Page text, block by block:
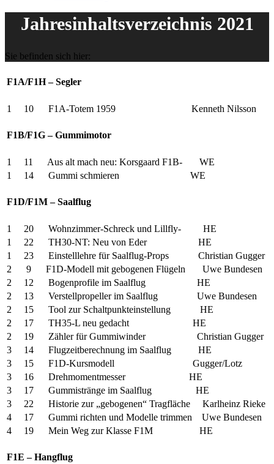
Jahresinhaltsverzeichnis 2021
Sie befinden sich hier:
F1A/F1H – Segler
1 10 F1A-Totem 1959 Kenneth Nilsson
F1B/F1G – Gummimotor
1 11 Aus alt mach neu: Korsgaard F1B- WE
1 14 Gummi schmieren WE
F1D/F1M – Saalflug
1 20 Wohnzimmer-Schreck und Lillfly- HE
1 22 TH30-NT: Neu von Eder HE
1 23 Einstelllehre für Saalflug-Props Christian Gugger
2 9 F1D-Modell mit gebogenen Flügeln Uwe Bundesen
2 12 Bogenprofile im Saalflug HE
2 13 Verstellpropeller im Saalflug Uwe Bundesen
2 15 Tool zur Schaltpunkteinstellung HE
2 17 TH35-L neu gedacht HE
2 19 Zähler für Gummiwinder Christian Gugger
3 14 Flugzeitberechnung im Saalflug HE
3 15 F1D-Kursmodell Gugger/Lotz
3 16 Drehmomentmesser HE
3 17 Gummistränge im Saalflug HE
3 22 Historie zur „gebogenen“ Tragfläche Karlheinz Rieke
4 17 Gummi richten und Modelle trimmen Uwe Bundesen
4 19 Mein Weg zur Klasse F1M HE
F1E – Hangflug